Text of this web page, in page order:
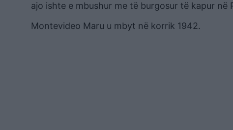
ajo ishte e mbushur me të burgosur të kapur në
Montevideo Maru u mbyt në korrik 1942.